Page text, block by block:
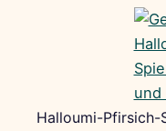
Halloumi-Pfirsich-